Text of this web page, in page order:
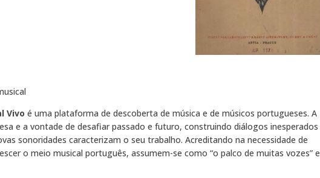
Vivo é uma plataforma de descoberta de música e de músicos portugueses. A
e a vontade de desafiar passado e futuro, construindo diálogos inesperados
sonoridades caracterizam o seu trabalho. Acreditando na necessidade de
o meio musical português, assumem-se como “o palco de muitas vozes” e